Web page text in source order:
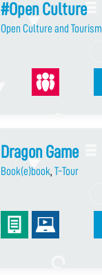
#Open Culture
Open Culture and Tourism
Dragon Game
Book(e)book,T-Tour